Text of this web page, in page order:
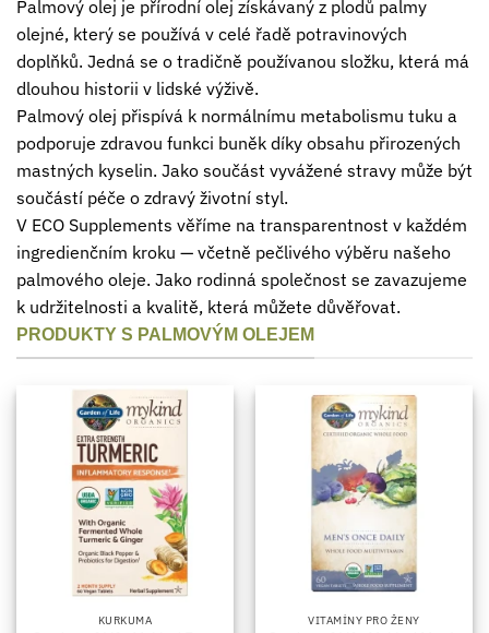
Palmový olej je přírodní olej získávaný z plodů palmy
olejné, který se používá v celé řadě potravinových
doplňků. Jedná se o tradičně používanou složku, která má
dlouhou historii v lidské výživě.
Palmový olej přispívá k normálnímu metabolismu tuku a
podporuje zdravou funkci buněk díky obsahu přirozených
mastných kyselin. Jako součást vyvážené stravy může být
součástí péče o zdravý životní styl.
V ECO Supplements věříme na transparentnost v každém
ingredienčním kroku — včetně pečlivého výběru našeho
palmového oleje. Jako rodinná společnost se zavazujeme
k udržitelnosti a kvalitě, která můžete důvěřovat.
PRODUKTY S PALMOVÝM OLEJEM
KURKUMA VITAMÍNY PRO ŽENY